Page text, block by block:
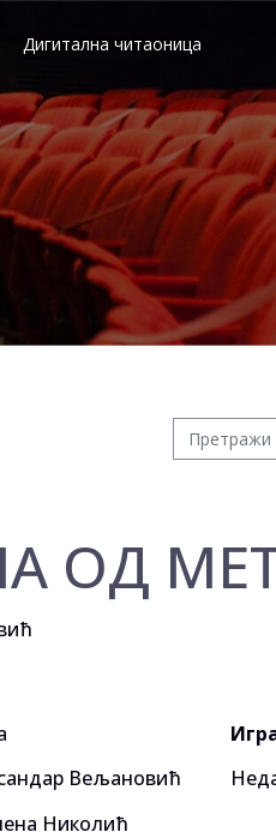
Дигитална читаоница
ОД
Вељановић
Николић